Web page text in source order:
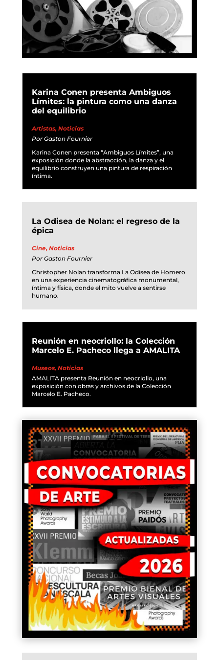
Karina Conen presenta Ambiguos
Límites: la pintura como una danza
del equilibrio
Artistas, Noticias
Por Gaston Fournier
Karina Conen presenta “Ambiguos Límites”, una
exposición donde la abstracción, la danza y el
equilibrio construyen una pintura de respiración
íntima.
La Odisea de Nolan: el regreso de la
épica
Cine, Noticias
Por Gaston Fournier
Christopher Nolan transforma La Odisea de Homero
en una experiencia cinematográfica monumental,
íntima y física, donde el mito vuelve a sentirse
humano.
Reunión en neocriollo: la Colección
Marcelo E. Pacheco llega a AMALITA
Museos, Noticias
AMALITA presenta Reunión en neocriollo, una
exposición con obras y archivos de la Colección
Marcelo E. Pacheco.